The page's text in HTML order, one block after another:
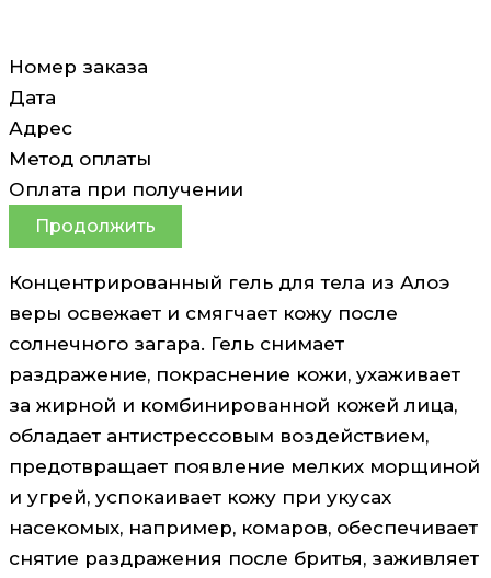
Номер заказа
Дата
Адрес
Метод оплаты
Оплата при получении
Продолжить
Концентрированный гель для тела из Алоэ
веры освежает и смягчает кожу после
солнечного загара. Гель снимает
раздражение, покраснение кожи, ухаживает
за жирной и комбинированной кожей лица,
обладает антистрессовым воздействием,
предотвращает появление мелких морщиной
и угрей, успокаивает кожу при укусах
насекомых, например, комаров, обеспечивает
снятие раздражения после бритья, заживляет